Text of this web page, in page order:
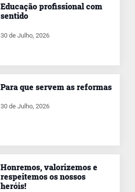
Educação profissional com
sentido
30 de Julho, 2026
Para que servem as reformas
30 de Julho, 2026
Honremos, valorizemos e
respeitemos os nossos
heróis!